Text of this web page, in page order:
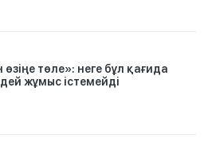
төле»: неге бұл қағида
жұмыс істемейді